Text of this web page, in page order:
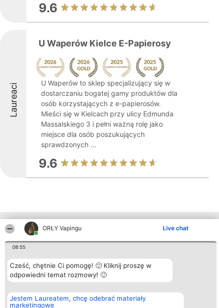
ORŁY Vapingu Live chat
08:55
Cześć, chętnie Ci pomogę! 🙂 Kliknij proszę w
odpowiedni temat rozmowy! 🙂
Jestem Laureatem, chcę odebrać materiały
marketingowe
9.6
Laureaci
U Waperów Kielce E-Papierosy
U Waperów to sklep specjalizujący się w
dostarczaniu bogatej gamy produktów dla
osób korzystających z e-papierosów.
Mieści się w Kielcach przy ulicy Edmunda
Massalskiego 3 i pełni ważną rolę jako
miejsce dla osób poszukujących
sprawdzonych ...
9.6
Inne firmy z województwa
Organizator plebiscytu
Bright Side Solutions sp. z o.
o. sp. k.
ul. Ruska 22
KRS 0000749100 | Regon
381313360 | NIP 8943132676
Plebiscyt
Laureaci
Lista
wszystkich
Zasady
Kontakt